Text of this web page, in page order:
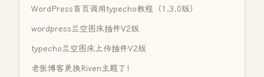
WordPress首页调用typecho教程（1.3.0版）
wordpress兰空图床插件V2版
typecho兰空图床上传插件V2版
老张博客更换Riven主题了！